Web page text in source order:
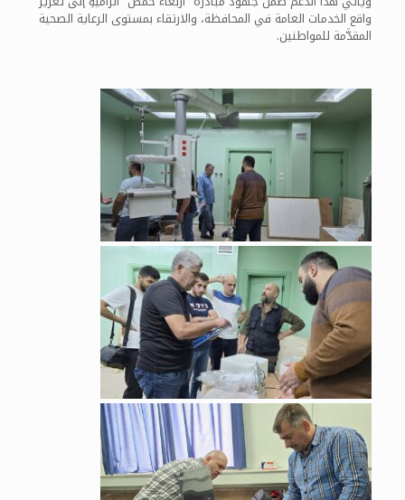
واقع الخدمات العامة في المحافظة، والارتقاء بمستوى الرعاية الصحية
المقدَّمة للمواطنين.